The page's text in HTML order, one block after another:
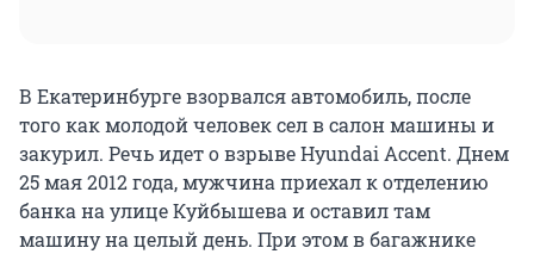
В Екатеринбурге взорвался автомобиль, после
того как молодой человек сел в салон машины и
закурил. Речь идет о взрыве Hyundai Accent. Днем
25 мая 2012 года, мужчина приехал к отделению
банка на улице Куйбышева и оставил там
машину на целый день. При этом в багажнике